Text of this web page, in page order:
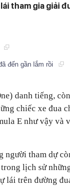
tham gia giải
đến gần lắm rồi
danh tiếng,
chiếc xe đua
E như vậy và
người tham dự
lịch sử
lái trên đường